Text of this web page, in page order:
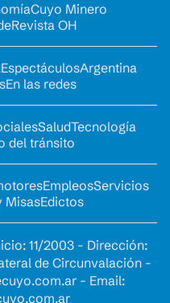
Cuyo Minero
Revista OH
EspectáculosArgentina
En las redes
SaludTecnología
del tránsito
EmpleosServicios
MisasEdictos
11/2003 - Dirección:
de Circunvalación -
- Email: